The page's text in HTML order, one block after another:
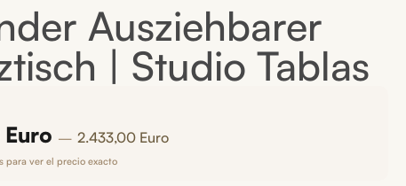
Ausziehbarer
| Studio Tablas
Euro — 2.433,00 Euro
para ver el precio exacto